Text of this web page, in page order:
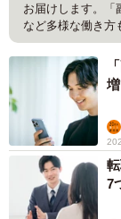
お届けします。「
など多様な働き
7